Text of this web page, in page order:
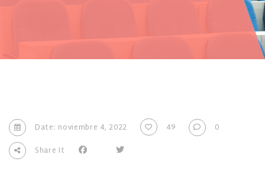
Date: noviembre 4, 2022 49
0
Share It